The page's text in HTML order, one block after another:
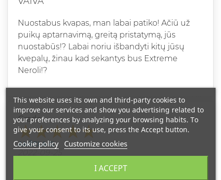
Nuostabus kvapas, man labai patiko! Ačiū už
puikų aptarnavimą, greitą pristatymą, jūs
nuostabūs!? Labai noriu išbandyti kitų jūsų
kvepalų, žinau kad sekantys bus Extreme
Neroli!?
Grade
ANŽELA G
This website uses its own and third-party cookies to
improve our services and show you advertising related to
your preferences by analyzing your browsing habits. To
give your consent to its use, press the Accept button.
Cookie policy Customize cookies
I ACCEPT